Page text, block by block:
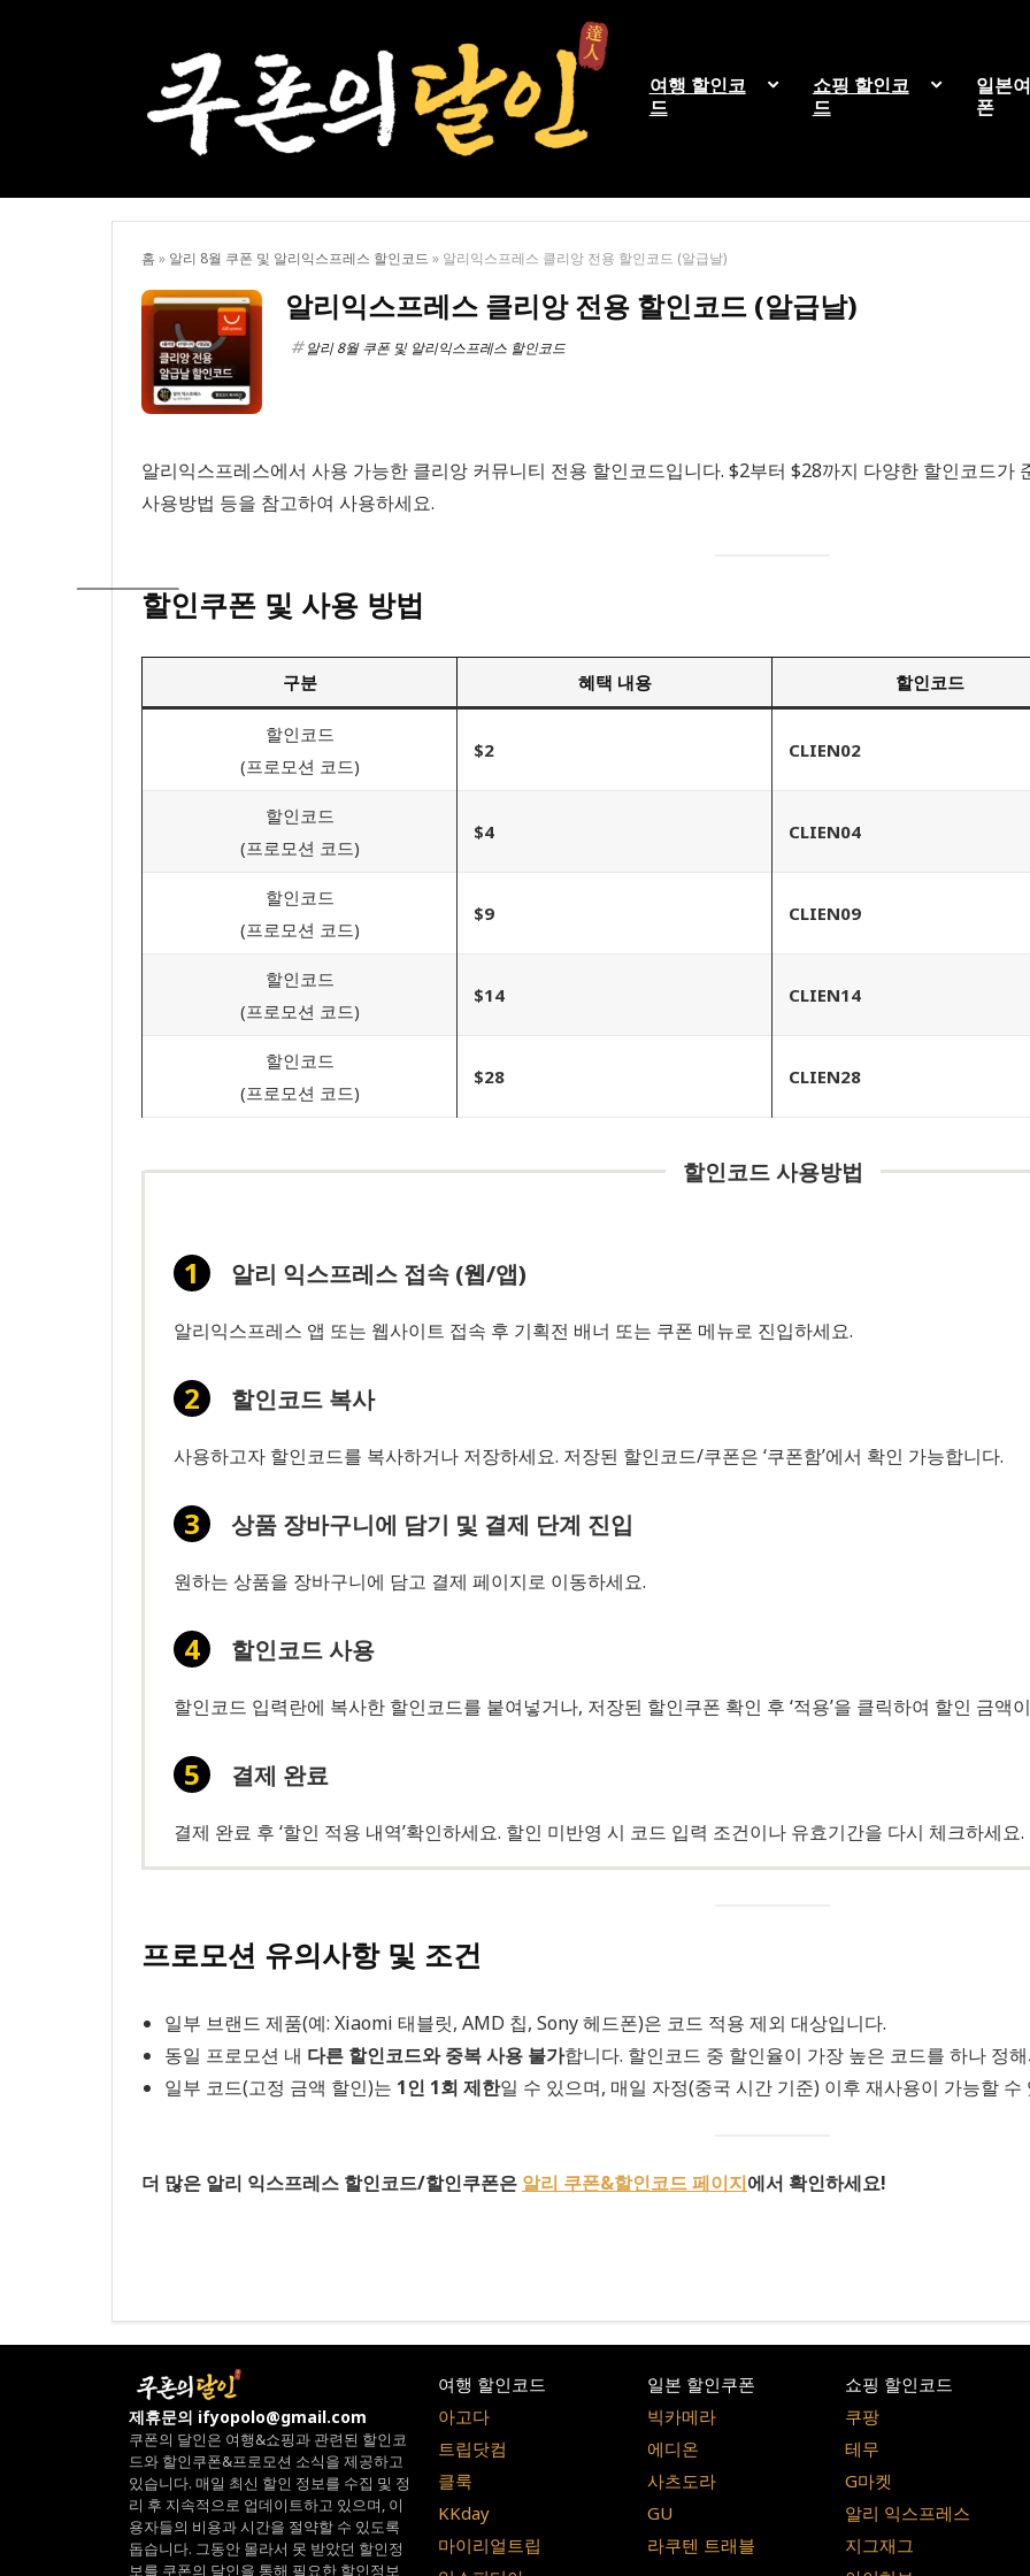
여행 할인코
드
쇼핑 할인코
드
일본
폰
홈 » 알리 8월 쿠폰 및 알리익스프레스 할인코드 » 알리익스프레스 클리앙 전용 할인코드 (알급날)
알리익스프레스 클리앙 전용 할인코드 (알급날)
알리 8월 쿠폰 및 알리익스프레스 할인코드
알리익스프레스에서 사용 가능한 클리앙 커뮤니티 전용 할인코드입니다. $2부터 $28까지 다양한 할인코드가
사용방법 등을 참고하여 사용하세요.
할인쿠폰 및 사용 방법
구분 혜택 내용 할인코드
할인코드
(프로모션 코드)
$2 CLIEN02
할인코드
(프로모션 코드)
$4 CLIEN04
할인코드
(프로모션 코드)
$9 CLIEN09
할인코드
(프로모션 코드)
$14 CLIEN14
할인코드
(프로모션 코드)
$28 CLIEN28
할인코드 사용방법
알리 익스프레스 접속 (웹/앱)
알리익스프레스 앱 또는 웹사이트 접속 후 기획전 배너 또는 쿠폰 메뉴로 진입하세요.
할인코드 복사
사용하고자 할인코드를 복사하거나 저장하세요. 저장된 할인코드/쿠폰은 ‘쿠폰함’에서 확인 가능합니다.
상품 장바구니에 담기 및 결제 단계 진입
원하는 상품을 장바구니에 담고 결제 페이지로 이동하세요.
할인코드 사용
할인코드 입력란에 복사한 할인코드를 붙여넣거나, 저장된 할인쿠폰 확인 후 ‘적용’을 클릭하여 할인 금액
결제 완료
결제 완료 후 ‘할인 적용 내역’확인하세요. 할인 미반영 시 코드 입력 조건이나 유효기간을 다시 체크하세요.
프로모션 유의사항 및 조건
일부 브랜드 제품(예: Xiaomi 태블릿, AMD 칩, Sony 헤드폰)은 코드 적용 제외 대상입니다.
동일 프로모션 내 다른 할인코드와 중복 사용 불가합니다. 할인코드 중 할인율이 가장 높은 코드를 하나 정
일부 코드(고정 금액 할인)는 1인 1회 제한일 수 있으며, 매일 자정(중국 시간 기준) 이후 재사용이 가능할 수
더 많은 알리 익스프레스 할인코드/할인쿠폰은 알리 쿠폰&할인코드 페이지에서 확인하세요!
제휴문의 ifyopolo@gmail.com
쿠폰의 달인은 여행&쇼핑과 관련된 할인코
드와 할인쿠폰&프로모션 소식을 제공하고
있습니다. 매일 최신 할인 정보를 수집 및 정
리 후 지속적으로 업데이트하고 있으며, 이
용자들의 비용과 시간을 절약할 수 있도록
돕습니다. 그동안 몰라서 못 받았던 할인정
보를 쿠폰의 달인을 통해 필요한 할인정보
여행 할인코드
아고다
트립닷컴
클룩
KKday
마이리얼트립
일본 할인쿠폰
빅카메라
에디온
사츠도라
GU
라쿠텐 트래블
쇼핑 할인코드
쿠팡
테무
G마켓
알리 익스프레스
지그재그